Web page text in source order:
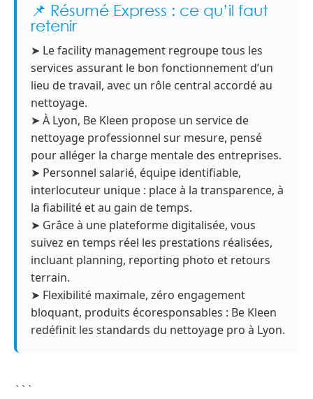
📌 Résumé Express : ce qu’il faut
retenir
➤ Le facility management regroupe tous les
services assurant le bon fonctionnement d’un
lieu de travail, avec un rôle central accordé au
nettoyage.
➤ À Lyon, Be Kleen propose un service de
nettoyage professionnel sur mesure, pensé
pour alléger la charge mentale des entreprises.
➤ Personnel salarié, équipe identifiable,
interlocuteur unique : place à la transparence, à
la fiabilité et au gain de temps.
➤ Grâce à une plateforme digitalisée, vous
suivez en temps réel les prestations réalisées,
incluant planning, reporting photo et retours
terrain.
➤ Flexibilité maximale, zéro engagement
bloquant, produits écoresponsables : Be Kleen
redéfinit les standards du nettoyage pro à Lyon.
```